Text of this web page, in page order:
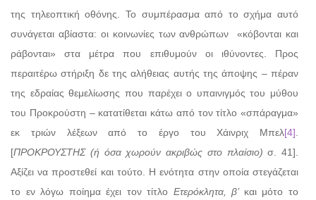
της τηλεοπτική οθόνης. Το συμπέρασμα από το σχήμα αυτό
συνάγεται αβίαστα: οι κοινωνίες των ανθρώπων «κόβονται και
ράβονται» στα μέτρα που επιθυμούν οι ιθύνοντες. Προς
περαιτέρω στήριξη δε της αλήθειας αυτής της άποψης – πέραν
της εδραίας θεμελίωσης που παρέχει ο υπαινιγμός του μύθου
του Προκρούστη – κατατίθεται κάτω από τον τίτλο «σπάραγμα»
εκ τριών λέξεων από το έργο του Χάινριχ Μπελ[4]
[ΠΡΟΚΡΟΥΣΤΗΣ (ή όσα χωρούν ακριβώς στο πλαίσιο) σ. 41].
Αξίζει να προστεθεί και τούτο. Η ενότητα στην οποία στεγάζεται
το εν λόγω ποίημα έχει τον τίτλο Ετερόκλητα, β’ και μότο το